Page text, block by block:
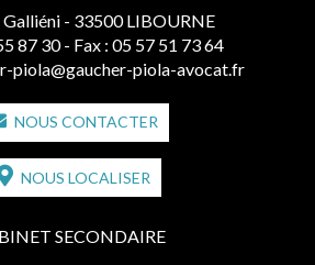
Galliéni - 33500 LIBOURNE
87 30 - Fax : 05 57 51 73 64
piola@gaucher-piola-avocat.fr
NOUS CONTACTER
NOUS LOCALISER
SECONDAIRE